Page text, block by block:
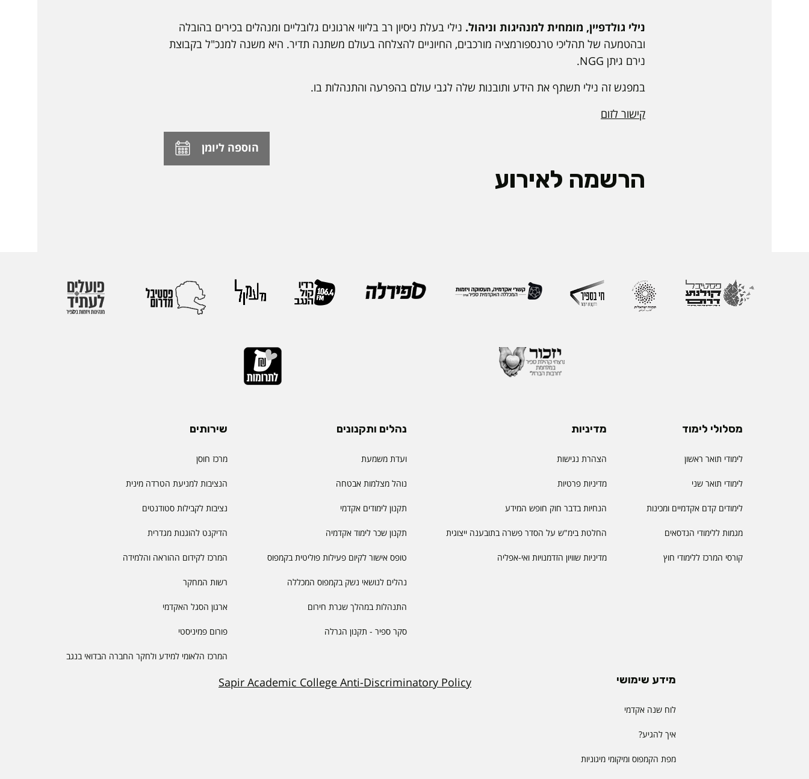
נילי גולדפיין, מומחית למנהיגות וניהול. נילי בעלת ניסיון רב בליווי ארגונים גלובליים ומנהלים בכירים בהובלה
ובהטמעה של תהליכי טרנספורמציה מורכבים, החיוניים להצלחה בעולם משתנה תדיר. היא משנה למנכ"ל בקבוצת
נירם גיתן NGG.
במפגש זה נילי תשתף את הידע ותובנות שלה לגבי עולם בהפרעה והתנהלות בו.
קישור לזום
הוספה ליומן
הרשמה לאירוע
מסלולי לימוד
לימודי תואר ראשון
לימודי תואר שני
לימודים קדם אקדמיים ומכינות
מגמות ללימודי הנדסאים
קורסי המרכז ללימודי חוץ
מדיניות
הצהרת נגישות
מדיניות פרטיות
הנחיות בדבר חוק חופש המידע
החלטת בימ"ש על הסדר פשרה בתובענה ייצוגית
מדיניות שוויון הזדמנויות ואי-אפליה
נהלים ותקנונים
ועדת משמעת
נוהל מצלמות אבטחה
תקנון לימודים אקדמי
תקנון שכר לימוד אקדמיה
טופס אישור לקיום פעילות פוליטית בקמפוס
נהלים לנושאי נשק בקמפוס המכללה
התנהלות במהלך שגרת חירום
סקר ספיר - תקנון הגרלה
שירותים
מרכז חוסן
הנציבות למניעת הטרדה מינית
נציבות לקבילות סטודנטים
הדיקנט להוגנות מגדרית
המרכז לקידום ההוראה והלמידה
רשות המחקר
ארגון הסגל האקדמי
פורום פמיניסטי
המרכז הלאומי למידע ולחקר החברה הבדואי בנגב
מידע שימושי
לוח שנה אקדמי
איך להגיע?
מפת הקמפוס ומיקומי מיגוניות
Sapir Academic College Anti-Discriminatory Policy